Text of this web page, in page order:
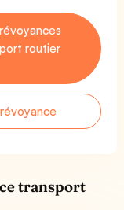
routier
transport